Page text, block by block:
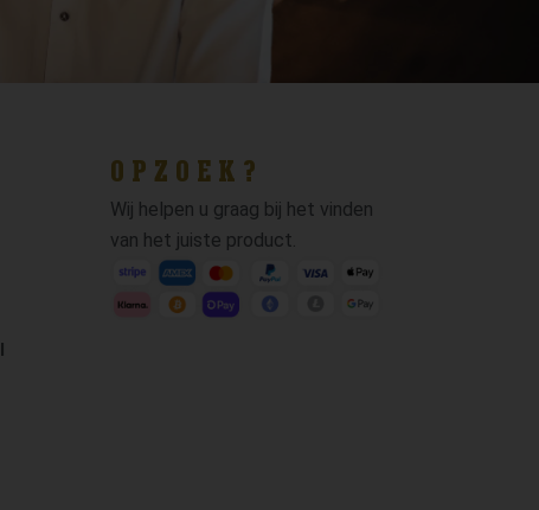
OPZOEK?
Wij helpen u graag bij het vinden
van het juiste product.